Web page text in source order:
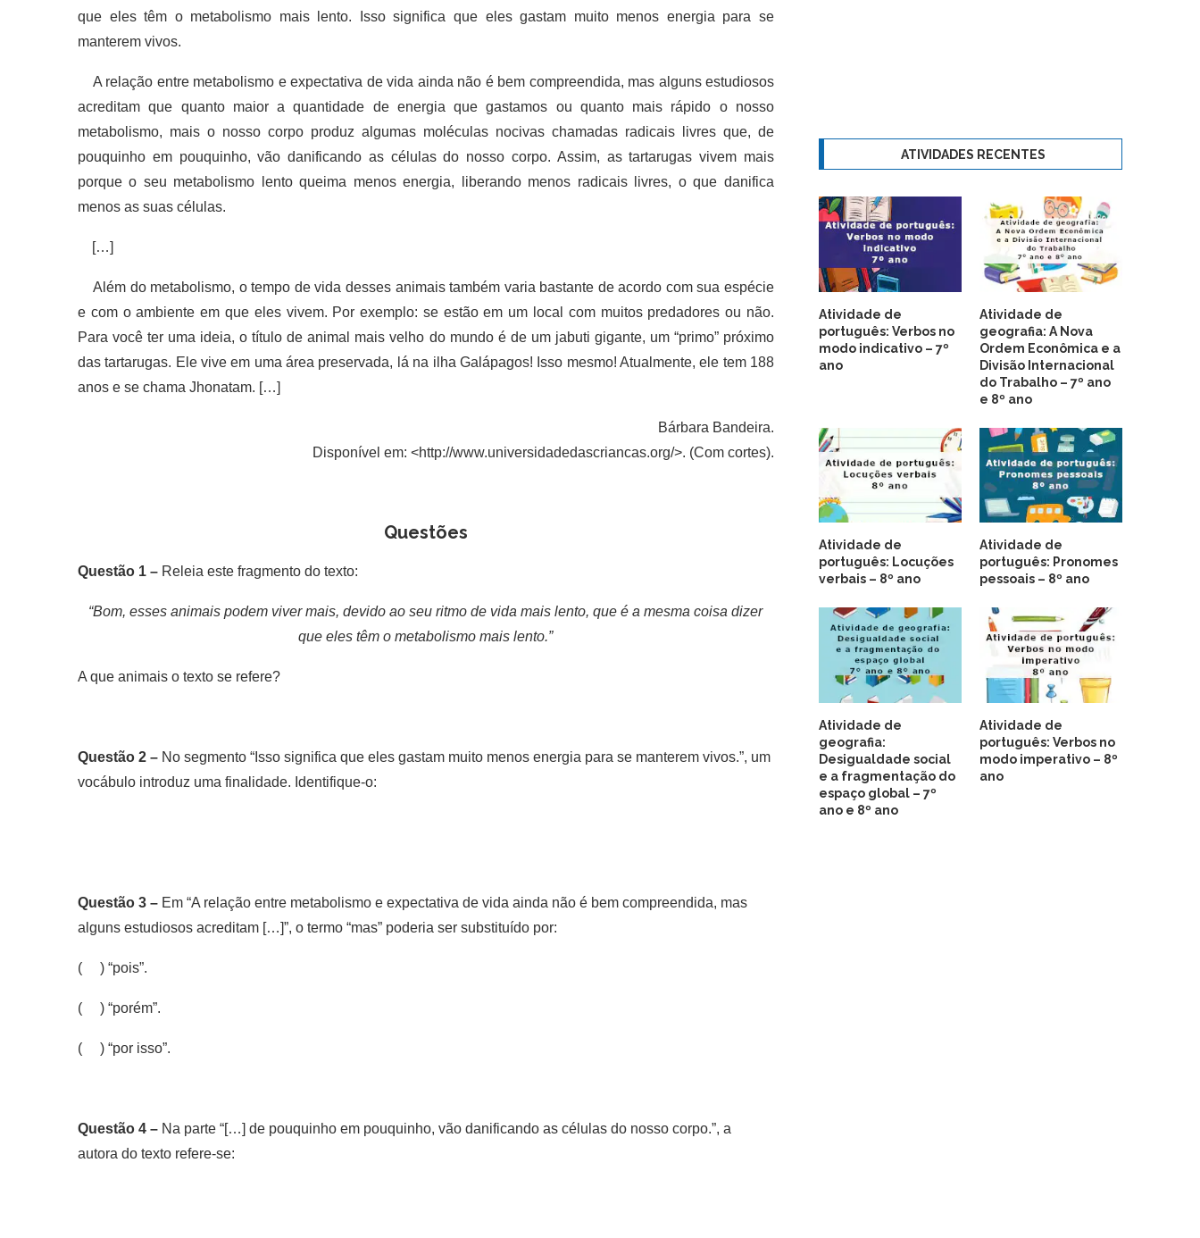
que eles têm o metabolismo mais lento. Isso significa que eles gastam muito menos energia para se
manterem vivos.
A relação entre metabolismo e expectativa de vida ainda não é bem compreendida, mas alguns estudiosos
acreditam que quanto maior a quantidade de energia que gastamos ou quanto mais rápido o nosso
metabolismo, mais o nosso corpo produz algumas moléculas nocivas chamadas radicais livres que, de
pouquinho em pouquinho, vão danificando as células do nosso corpo. Assim, as tartarugas vivem mais
porque o seu metabolismo lento queima menos energia, liberando menos radicais livres, o que danifica
menos as suas células.
[…]
Além do metabolismo, o tempo de vida desses animais também varia bastante de acordo com sua espécie
e com o ambiente em que eles vivem. Por exemplo: se estão em um local com muitos predadores ou não.
Para você ter uma ideia, o título de animal mais velho do mundo é de um jabuti gigante, um “primo” próximo
das tartarugas. Ele vive em uma área preservada, lá na ilha Galápagos! Isso mesmo! Atualmente, ele tem 188
anos e se chama Jhonatam. […]
Bárbara Bandeira.
Disponível em: <http://www.universidadedascriancas.org/>. (Com cortes).
Questões
Questão 1 – Releia este fragmento do texto:
“Bom, esses animais podem viver mais, devido ao seu ritmo de vida mais lento, que é a mesma coisa dizer
que eles têm o metabolismo mais lento.”
A que animais o texto se refere?
Questão 2 – No segmento “Isso significa que eles gastam muito menos energia para se manterem vivos.”, um
vocábulo introduz uma finalidade. Identifique-o:
Questão 3 – Em “A relação entre metabolismo e expectativa de vida ainda não é bem compreendida, mas
alguns estudiosos acreditam […]”, o termo “mas” poderia ser substituído por:
( ) “pois”.
( ) “porém”.
( ) “por isso”.
Questão 4 – Na parte “[…] de pouquinho em pouquinho, vão danificando as células do nosso corpo.”, a
autora do texto refere-se:
ATIVIDADES RECENTES
Atividade de
português: Verbos no
modo indicativo – 7º
ano
Atividade de
geografia: A Nova
Ordem Econômica e a
Divisão Internacional
do Trabalho – 7º ano
e 8º ano
Atividade de
português: Locuções
verbais – 8º ano
Atividade de
português: Pronomes
pessoais – 8º ano
Atividade de
geografia:
Desigualdade social
e a fragmentação do
espaço global – 7º
ano e 8º ano
Atividade de
português: Verbos no
modo imperativo – 8º
ano